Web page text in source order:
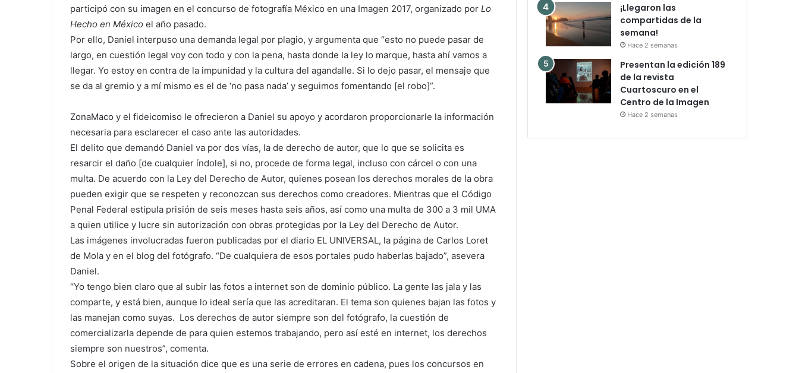
participó con su imagen en el concurso de fotografía México en una Imagen 2017, organizado por Lo
Hecho en México el año pasado.
Por ello, Daniel interpuso una demanda legal por plagio, y argumenta que “esto no puede pasar de
largo, en cuestión legal voy con todo y con la pena, hasta donde la ley lo marque, hasta ahí vamos a
llegar. Yo estoy en contra de la impunidad y la cultura del agandalle. Si lo dejo pasar, el mensaje que
se da al gremio y a mí mismo es el de ‘no pasa nada’ y seguimos fomentando [el robo]”.
ZonaMaco y el fideicomiso le ofrecieron a Daniel su apoyo y acordaron proporcionarle la información
necesaria para esclarecer el caso ante las autoridades.
El delito que demandó Daniel va por dos vías, la de derecho de autor, que lo que se solicita es
resarcir el daño [de cualquier índole], si no, procede de forma legal, incluso con cárcel o con una
multa. De acuerdo con la Ley del Derecho de Autor, quienes posean los derechos morales de la obra
pueden exigir que se respeten y reconozcan sus derechos como creadores. Mientras que el Código
Penal Federal estipula prisión de seis meses hasta seis años, así como una multa de 300 a 3 mil UMA
a quien utilice y lucre sin autorización con obras protegidas por la Ley del Derecho de Autor.
Las imágenes involucradas fueron publicadas por el diario EL UNIVERSAL, la página de Carlos Loret
de Mola y en el blog del fotógrafo. “De cualquiera de esos portales pudo haberlas bajado”, asevera
Daniel.
“Yo tengo bien claro que al subir las fotos a internet son de dominio público. La gente las jala y las
comparte, y está bien, aunque lo ideal sería que las acreditaran. El tema son quienes bajan las fotos y
las manejan como suyas. Los derechos de autor siempre son del fotógrafo, la cuestión de
comercializarla depende de para quien estemos trabajando, pero así esté en internet, los derechos
siempre son nuestros”, comenta.
Sobre el origen de la situación dice que es una serie de errores en cadena, pues los concursos en
¡Llegaron las
compartidas de la
semana!
Hace 2 semanas
Presentan la edición 189
de la revista
Cuartoscuro en el
Centro de la Imagen
Hace 2 semanas